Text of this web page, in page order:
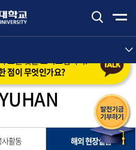
모든 것을 도와드립니다.
점이 무엇인가요?
활동 해외 현장실습